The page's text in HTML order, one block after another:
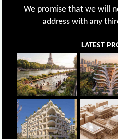
We promise that we will
address with any
LATEST